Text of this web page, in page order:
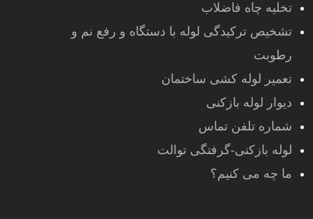
تخلیه چاه فاضلاب
تشخیص ترکیدگی لوله با دستگاه و رفع نم و
رطوبت
تعمیر لوله کشی ساختمان
دیوار لوله بازکنی
شماره تلفن تماس
لوله بازکنی-گرفتگی توالت
ما چه می کنیم؟